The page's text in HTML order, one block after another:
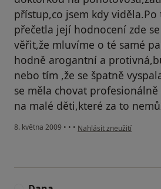
přístup,co jsem kdy viděla.Po
přečetla její hodnocení zde
věřit,že mluvíme o té samé
hodně arogantní a
nebo tím ,že se špatně
se měla chovat
na malé děti,které za to
8. května 2009 • • • podle názoru uživatele
Nahlásit zneužití